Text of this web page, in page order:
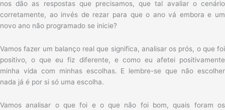
nos dão as respostas que precisamos, que tal avaliar o cenário
corretamente, ao invés de rezar para que o ano vá embora e um
novo ano não programado se inicie?
Vamos fazer um balanço real que significa, analisar os prós, o que foi
positivo, o que eu fiz diferente, e como eu afetei positivamente
minha vida com minhas escolhas. E lembre-se que não escolher
nada já é por si só uma escolha.
Vamos analisar o que foi e o que não foi bom, quais foram os